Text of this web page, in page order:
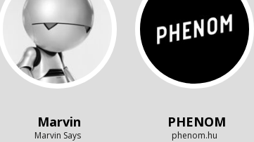
Marvin
Marvin Says
PHENOM
phenom.hu